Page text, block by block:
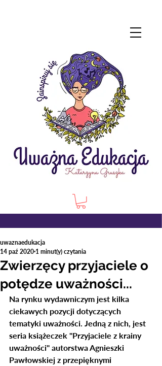
Zwierzęcy przyjaciele o
potędze uważności...
uwaznaedukacja
14 paź 2020 1 minut(y) czytania
Na rynku wydawniczym jest kilka
ciekawych pozycji dotyczących
tematyki uważności. Jedną z nich, jest
seria książeczek "Przyjaciele z krainy
uważności" autorstwa Agnieszki
Pawłowskiej z przepięknymi